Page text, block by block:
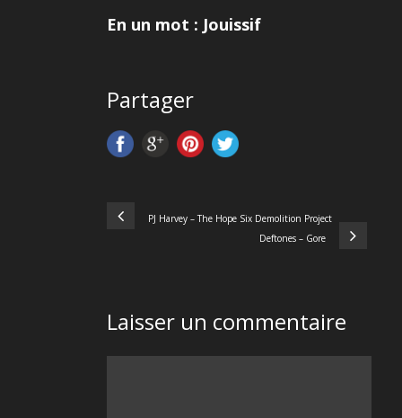
En un mot : Jouissif
Partager
PJ Harvey – The Hope Six Demolition Project
Deftones – Gore
Laisser un commentaire